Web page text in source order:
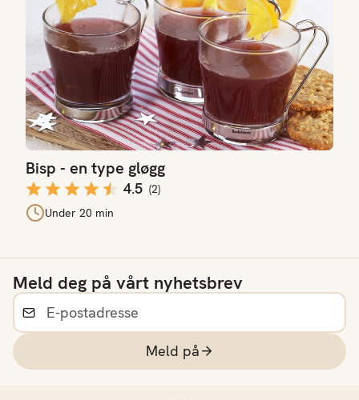
Bisp - en type gløgg
4.5 (2)
Under 20 min
Meld deg på vårt nyhetsbrev
Meld på